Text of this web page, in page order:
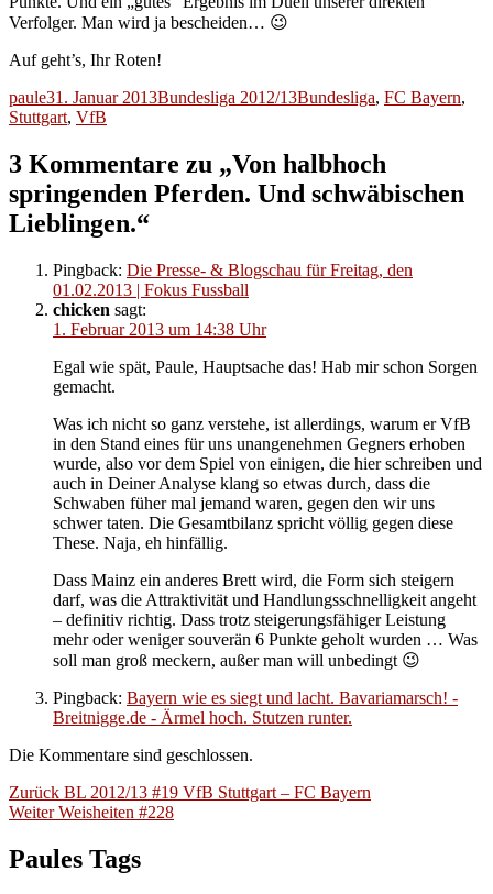
Verfolger. Man wird ja bescheiden… 😉
Auf geht’s, Ihr Roten!
Autor
pauleVeröffentlicht
am
31. Januar 2013Kategorien
Bundesliga 2012/13Schlagwörter
Bundesliga, FC Bayern,
Stuttgart, VfB
3 Kommentare zu „Von halbhoch
springenden Pferden. Und schwäbischen
Lieblingen.“
Pingback: Die Presse- & Blogschau für Freitag, den
01.02.2013 | Fokus Fussball
chicken sagt:
1. Februar 2013 um 14:38 Uhr
Egal wie spät, Paule, Hauptsache das! Hab mir schon Sorgen
gemacht.
Was ich nicht so ganz verstehe, ist allerdings, warum er VfB
in den Stand eines für uns unangenehmen Gegners erhoben
wurde, also vor dem Spiel von einigen, die hier schreiben und
auch in Deiner Analyse klang so etwas durch, dass die
Schwaben füher mal jemand waren, gegen den wir uns
schwer taten. Die Gesamtbilanz spricht völlig gegen diese
These. Naja, eh hinfällig.
Dass Mainz ein anderes Brett wird, die Form sich steigern
darf, was die Attraktivität und Handlungsschnelligkeit angeht
– definitiv richtig. Dass trotz steigerungsfähiger Leistung
mehr oder weniger souverän 6 Punkte geholt wurden … Was
soll man groß meckern, außer man will unbedingt 😉
Pingback: Bayern wie es siegt und lacht. Bavariamarsch! -
Breitnigge.de - Ärmel hoch. Stutzen runter.
Die Kommentare sind geschlossen.
Beitragsnavigation
Zurück Vorheriger
Beitrag:
BL 2012/13 #19 VfB Stuttgart – FC Bayern
Weiter Nächster
Weisheiten #228
Paules Tags